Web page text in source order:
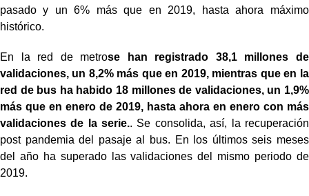
pasado y un 6% más que en 2019, hasta ahora máximo
histórico.
En la red de metrose han registrado 38,1 millones de
validaciones, un 8,2% más que en 2019, mientras que en la
red de bus ha habido 18 millones de validaciones, un 1,9%
más que en enero de 2019, hasta ahora en enero con más
validaciones de la serie.. Se consolida, así, la recuperación
post pandemia del pasaje al bus. En los últimos seis meses
del año ha superado las validaciones del mismo periodo de
2019.